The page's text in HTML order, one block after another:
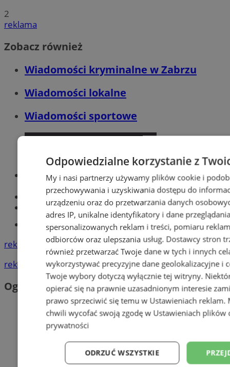
2
reklama
Zobacz również
Wiadomości kryminalne w Zabrzu
Wiadomości lokalne
Wiadomości sportowe
Optyk, okulista
Zabrze
Największy sklep z częściami online!
Książeczka sanepidowska
Tworzenie stron www -Zabrze
reklama
reklama
Ogłoszenia
Odpowiedzialne korzystanie z
My i nasi partnerzy używamy plików cookie i
przechowywania i uzyskiwania dostępu do
urządzeniu oraz do przetwarzania danych
adres IP, unikalne identyfikatory i dane
spersonalizowanych reklam i treści, pomiaru
odbiorców oraz ulepszania usług. Dostawcy stron
również przetwarzać Twoje dane w tych i innych
wykorzystywać precyzyjne dane geolokalizacyjne i
Twoje wybory dotyczą wyłącznie tej witryny.
opierać się na prawnie uzasadnionym interesie
prawo sprzeciwić się temu w Ustawieniach reklam.
chwili wycofać swoją zgodę w Ustawieniach plików
prywatności
ODRZUĆ WSZYSTKIE